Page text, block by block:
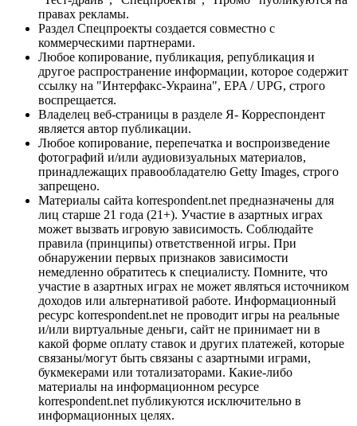
правах рекламы.
Раздел Спецпроекты создается совместно с
коммерческими партнерами.
Любое копирование, публикация, републикация и
другое распространение информации, которое содержит
ссылку на "Интерфакс-Украина", EPA / UPG, строго
воспрещается.
Владелец веб-страницы в разделе Я- Корреспондент
является автор публикации.
Любое копирование, перепечатка и воспроизведение
фотографий и/или аудиовизуальных материалов,
принадлежащих правообладателю Getty Images, строго
запрещено.
Материалы сайта korrespondent.net предназначены для
лиц старше 21 года (21+). Участие в азартных играх
может вызвать игровую зависимость. Соблюдайте
правила (принципы) ответственной игры. При
обнаружении первых признаков зависимости
немедленно обратитесь к специалисту. Помните, что
участие в азартных играх не может являться источником
доходов или альтернативой работе. Информационный
ресурс korrespondent.net не проводит игры на реальные
и/или виртуальные деньги, сайт не принимает ни в
какой форме оплату ставок и других платежей, которые
связаны/могут быть связаны с азартными играми,
букмекерами или тотализаторами. Какие-либо
материалы на информационном ресурсе
korrespondent.net публикуются исключительно в
информационных целях.